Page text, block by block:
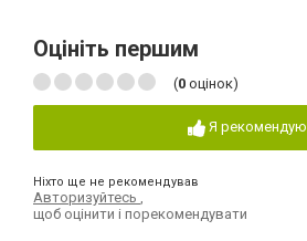
Оцініть першим
(0 оцінок)
Я рекомендую
Ніхто ще не рекомендував
Авторизуйтесь
щоб оцінити і порекомендувати